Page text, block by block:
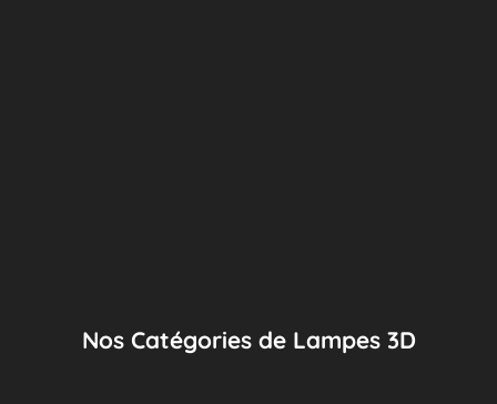
Nos Catégories de Lampes 3D